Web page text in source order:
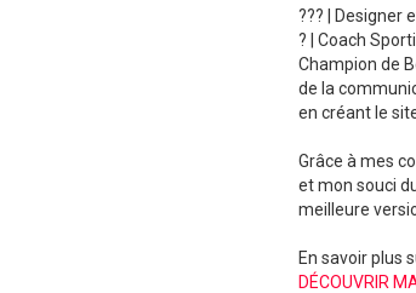
??‍? | Designer
? | Coach
Champion de
de la
en créant le
Grâce à mes
et mon souci
meilleure
En savoir plus
DÉCOUVRIR